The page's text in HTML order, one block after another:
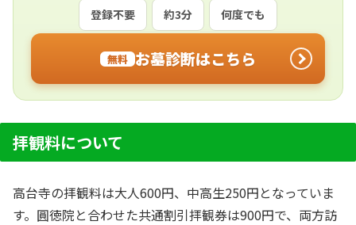
登録不要 約3分 何度でも
無料 お墓診断はこちら
拝観料について
高台寺の拝観料は大人600円、中高生250円となっていま
す。圓徳院と合わせた共通割引拝観券は900円で、両方訪